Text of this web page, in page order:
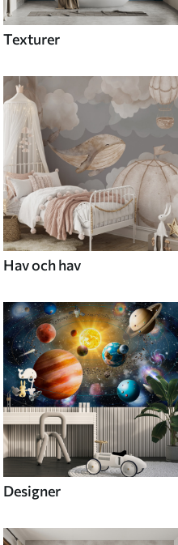
Texturer
Hav och hav
Designer